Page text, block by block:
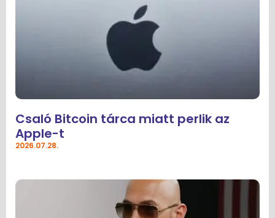
Csaló Bitcoin tárca miatt perlik az
Apple-t
2026.07.28.